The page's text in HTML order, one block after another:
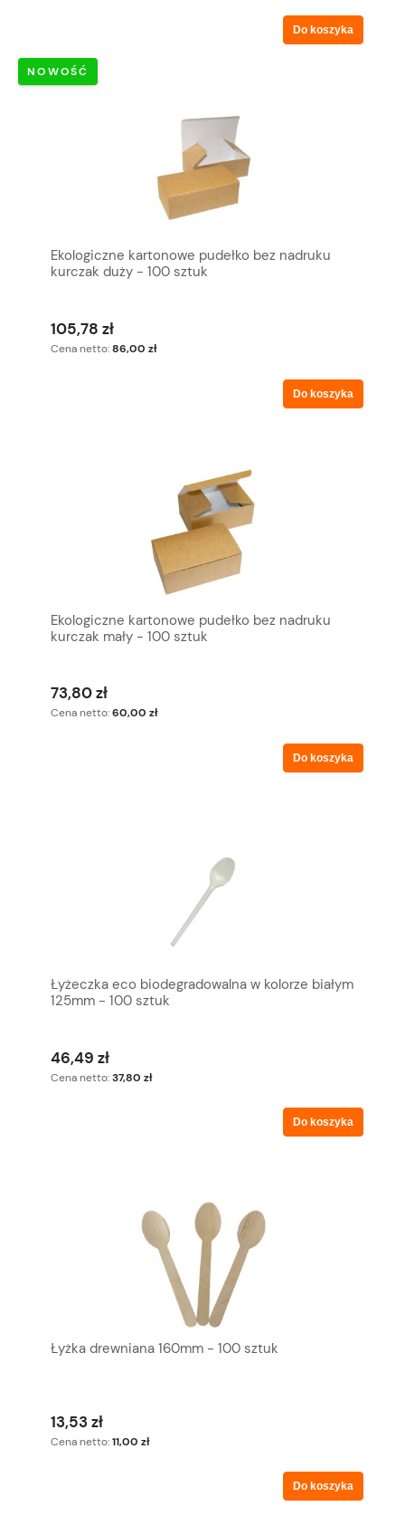
Do koszyka
Ekologiczne kartonowe pudełko bez nadruku
kurczak duży - 100 sztuk
105,78 zł
Cena netto:86,00 zł
Do koszyka
NOWOŚĆ
Ekologiczne kartonowe pudełko bez nadruku
kurczak mały - 100 sztuk
73,80 zł
Cena netto:60,00 zł
Do koszyka
Łyżeczka eco biodegradowalna w kolorze białym
125mm - 100 sztuk
46,49 zł
Cena netto:37,80 zł
Do koszyka
Łyżka drewniana 160mm - 100 sztuk
13,53 zł
Cena netto:11,00 zł
Do koszyka